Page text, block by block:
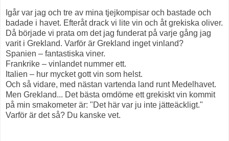
Igår var jag och tre av mina tjejkompisar och bastade och
badade i havet. Efteråt drack vi lite vin och åt grekiska oliver.
Då började vi prata om det jag funderat på varje gång jag
varit i Grekland. Varför är Grekland inget vinland?
Spanien – fantastiska viner.
Frankrike – vinlandet nummer ett.
Italien – hur mycket gott vin som helst.
Och så vidare, med nästan vartenda land runt Medelhavet.
Men Grekland... Det bästa omdöme ett grekiskt vin kommit
på min smakometer är: "Det här var ju inte jätteäckligt."
Varför är det så? Du kanske vet.